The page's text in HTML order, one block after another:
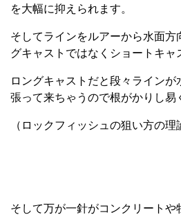
を大幅に抑えられます。
そしてラインをルアーから水面
グキャストではなくショートキャ
ロングキャストだと段々ライン
張って来ちゃうので根がかりし易
（ロックフィッシュの狙い方の理
そして万が一針がコンクリートや